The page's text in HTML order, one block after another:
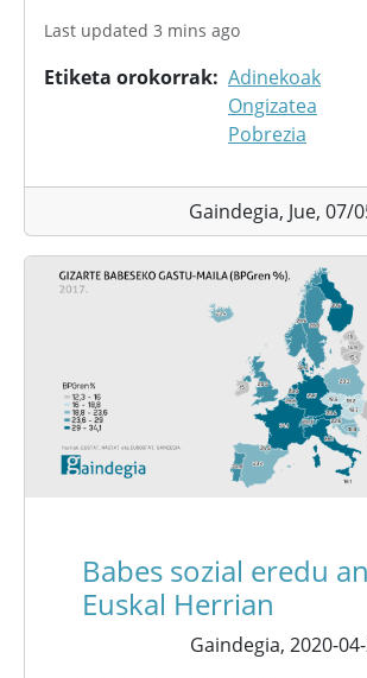
Last updated 3 mins ago
Etiketa orokorrak Adinekoak
Ongizatea
Pobrezia
Gaindegia, Jue, 07/
Babes sozial eredu
Euskal Herrian
Gaindegia, 2020-